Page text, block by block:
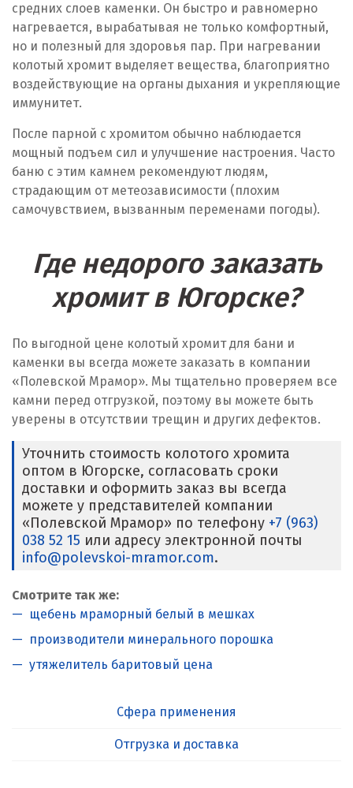
средних слоев каменки. Он быстро и равномерно
нагревается, вырабатывая не только комфортный,
но и полезный для здоровья пар. При нагревании
колотый хромит выделяет вещества, благоприятно
воздействующие на органы дыхания и укрепляющие
иммунитет.
После парной с хромитом обычно наблюдается
мощный подъем сил и улучшение настроения. Часто
баню с этим камнем рекомендуют людям,
страдающим от метеозависимости (плохим
самочувствием, вызванным переменами погоды).
Где недорого заказать
хромит в Югорске?
По выгодной цене колотый хромит для бани и
каменки вы всегда можете заказать в компании
«Полевской Мрамор». Мы тщательно проверяем все
камни перед отгрузкой, поэтому вы можете быть
уверены в отсутствии трещин и других дефектов.
Уточнить стоимость колотого хромита
оптом в Югорске, согласовать сроки
доставки и оформить заказ вы всегда
можете у представителей компании
«Полевской Мрамор» по телефону +7 (963)
038 52 15 или адресу электронной почты
info@polevskoi-mramor.com.
Смотрите так же:
щебень мраморный белый в мешках
производители минерального порошка
утяжелитель баритовый цена
Сфера применения
Отгрузка и доставка